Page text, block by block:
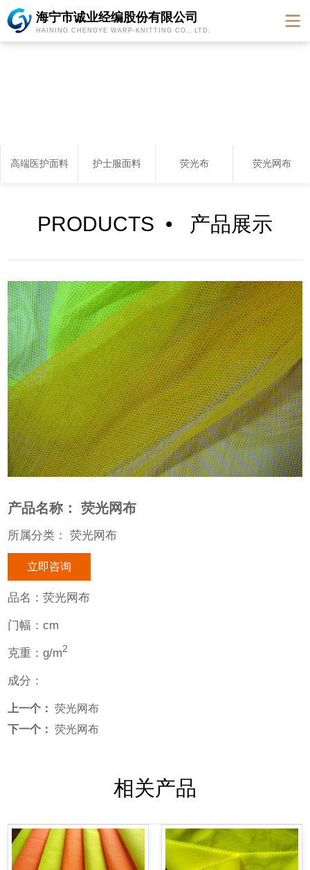
海宁市诚业经编股份有限公司
HAINING CHENGYE WARP-KNITTING CO., LTD.
高端医护面料 护士服面料 荧光布 荧光网布
PRODUCTS • 产品展示
产品名称： 荧光网布
所属分类： 荧光网布
立即咨询
品名：荧光网布
门幅：cm
克重：g/m2
成分：
上一个：
荧光网布
下一个：
荧光网布
相关产品